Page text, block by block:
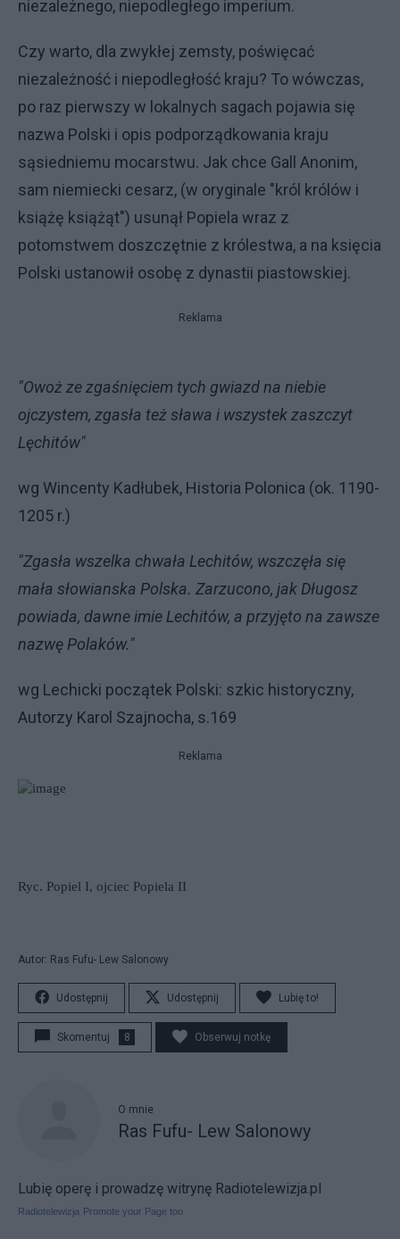
niezależnego, niepodległego imperium.
Czy warto, dla zwykłej zemsty, poświęcać
niezależność i niepodległość kraju? To wówczas,
po raz pierwszy w lokalnych sagach pojawia się
nazwa Polski i opis podporządkowania kraju
sąsiedniemu mocarstwu. Jak chce Gall Anonim,
sam niemiecki cesarz, (w oryginale "król królów i
książę książąt") usunął Popiela wraz z
potomstwem doszczętnie z królestwa, a na księcia
Polski ustanowił osobę z dynastii piastowskiej.
Reklama
"Owoż ze zgaśnięciem tych gwiazd na niebie
ojczystem, zgasła też sława i wszystek zaszczyt
Lęchitów"
wg Wincenty Kadłubek, Historia Polonica (ok. 1190-
1205 r.)
"Zgasła wszelka chwała Lechitów, wszczęła się
mała słowianska Polska. Zarzucono, jak Długosz
powiada, dawne imie Lechitów, a przyjęto na zawsze
nazwę Polaków."
wg Lechicki początek Polski: szkic historyczny,
Autorzy Karol Szajnocha, s.169
Reklama
Ryc. Popiel I, ojciec Popiela II
Autor: Ras Fufu- Lew Salonowy
Udostępnij Udostępnij Lubię to!
Skomentuj 8 Obserwuj notkę
O mnie
Ras Fufu- Lew Salonowy
Lubię operę i prowadzę witrynę Radiotelewizja.pl
Radiotelewizja Promote your Page too